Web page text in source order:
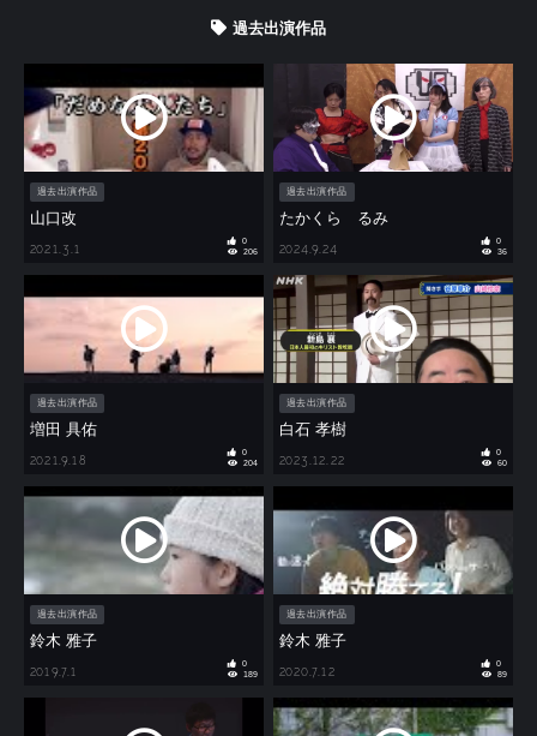
過去出演作品
過去出演作品
山口改
2021.3.1
0
206
過去出演作品
たかくら るみ
2024.9.24
0
36
過去出演作品
増田 具佑
2021.9.18
0
204
過去出演作品
白石 孝樹
2023.12.22
0
60
過去出演作品
鈴木 雅子
2019.7.1
0
189
過去出演作品
鈴木 雅子
2020.7.12
0
89